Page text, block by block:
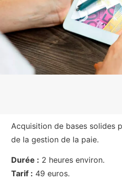
Acquisition de bases solides
de la gestion de la paie.
Durée : 2 heures environ.
Tarif : 49 euros.